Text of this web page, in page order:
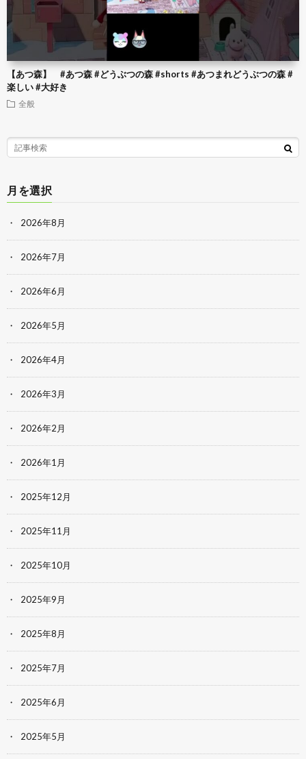
【あつ森】 #あつ森 #どうぶつの森 #shorts #あつまれどうぶつの森 #
楽しい #大好き
全般
月を選択
2026年8月
2026年7月
2026年6月
2026年5月
2026年4月
2026年3月
2026年2月
2026年1月
2025年12月
2025年11月
2025年10月
2025年9月
2025年8月
2025年7月
2025年6月
2025年5月